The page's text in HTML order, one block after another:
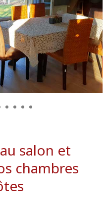
5 6 7 8
salon et
chambres